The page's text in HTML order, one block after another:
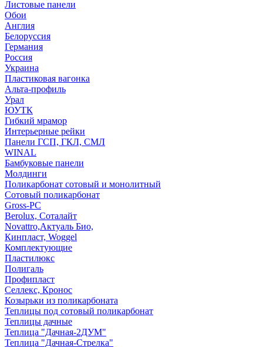
Листовые панели
Обои
Англия
Белоруссия
Германия
Россия
Украина
Пластиковая вагонка
Альта-профиль
Урал
ЮУТК
Гибкий мрамор
Интерьерные рейки
Панели ГСП, ГКЛ, СМЛ
WINAL
Бамбуковые панели
Молдинги
Поликарбонат сотовый и монолитный
Сотовый поликарбонат
Gross-PC
Berolux, Соталайт
Novattro,Актуаль Био,
Кинпласт, Woggel
Комплектующие
Пластилюкс
Полигаль
Профипласт
Селлекс, Кронос
Козырьки из поликарбоната
Теплицы под сотовый поликарбонат
Теплицы дачные
Теплица "Дачная-2ДУМ"
Теплица "Дачная-Стрелка"